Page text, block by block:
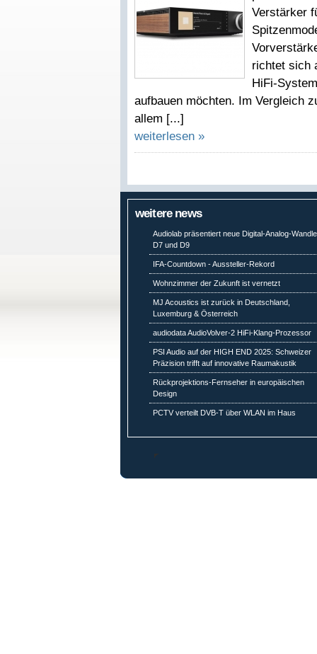
Verstärker
richtet sich
HiFi-
aufbauen möchten. Im Vergleich
allem [...]
weiterlesen »
weitere news
Audiolab präsentiert neue Digital-Analog-
D7 und D9
IFA-Countdown - Aussteller-Rekord
Wohnzimmer der Zukunft ist vernetzt
MJ Acoustics ist zurück in Deutschland,
Luxemburg & Österreich
audiodata AudioVolver-2 HiFi-Klang-Prozessor
PSI Audio auf der HIGH END 2025: Schweizer
Präzision trifft auf innovative Raumakustik
Rückprojektions-Fernseher in europäischen
Design
PCTV verteilt DVB-T über WLAN im Haus